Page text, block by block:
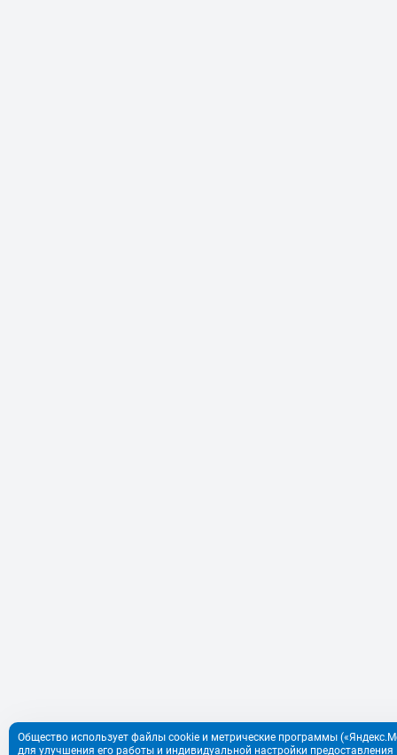
Общество использует файлы cookie и метрические программы
для улучшения его работы и индивидуальной настройки